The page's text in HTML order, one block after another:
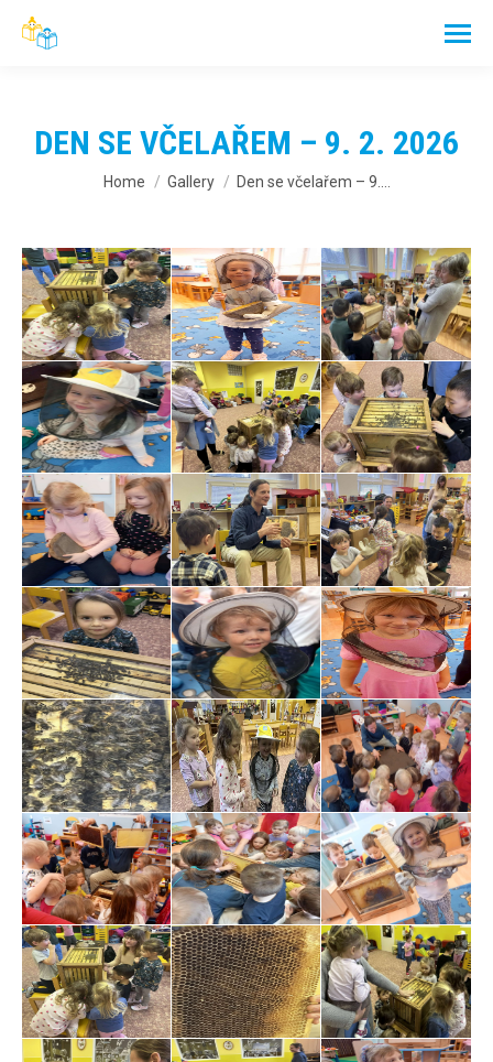
DEN SE VČELAŘEM – 9. 2. 2026
You are here:
Home Gallery Den se včelařem – 9.…